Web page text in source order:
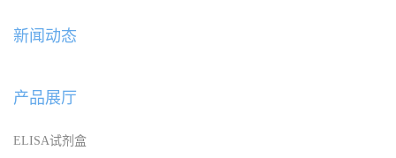
新闻动态
产品展厅
ELISA试剂盒